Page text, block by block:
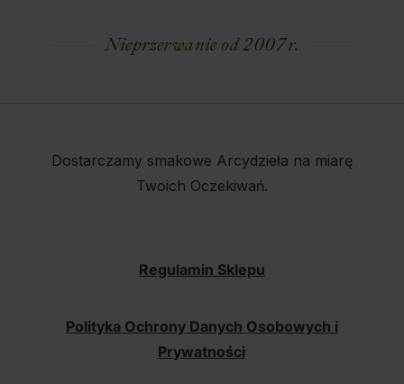
Nieprzerwanie od 2007 r.
Dostarczamy smakowe Arcydzieła na miarę
Twoich Oczekiwań.
Regulamin Sklepu
Polityka Ochrony Danych Osobowych i
Prywatności